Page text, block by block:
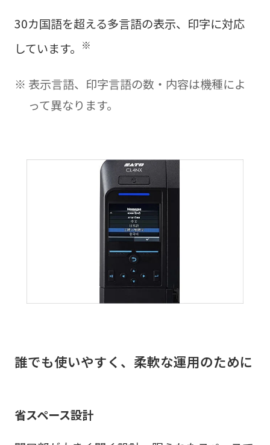
30カ国語を超える多言語の表示、印字に対応
しています。
※
表示言語、印字言語の数・内容は機種によ
って異なります。
誰でも使いやすく、柔軟な運用のために
省スペース設計